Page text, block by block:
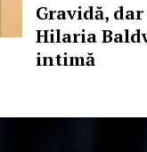
Gravidă,
Hilaria
intimă